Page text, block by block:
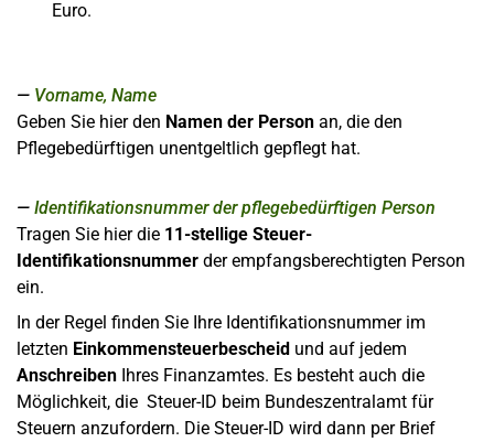
Euro.
Vorname, Name
Geben Sie hier den Namen der Person an, die den
Pflegebedürftigen unentgeltlich gepflegt hat.
Identifikationsnummer der pflegebedürftigen Person
Tragen Sie hier die 11-stellige Steuer-
Identifikationsnummer der empfangsberechtigten Person
ein.
In der Regel finden Sie Ihre Identifikationsnummer im
letzten Einkommensteuerbescheid und auf jedem
Anschreiben Ihres Finanzamtes. Es besteht auch die
Möglichkeit, die Steuer-ID beim Bundeszentralamt für
Steuern anzufordern. Die Steuer-ID wird dann per Brief